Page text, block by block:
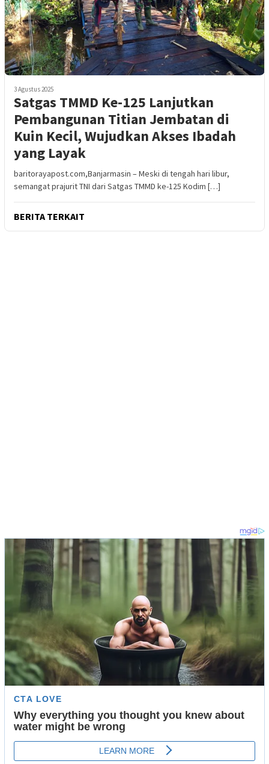
3 Agustus 2025
Satgas TMMD Ke-125 Lanjutkan
Pembangunan Titian Jembatan di
Kuin Kecil, Wujudkan Akses Ibadah
yang Layak
baritorayapost.com,Banjarmasin – Meski di tengah hari libur,
semangat prajurit TNI dari Satgas TMMD ke-125 Kodim […]
BERITA TERKAIT